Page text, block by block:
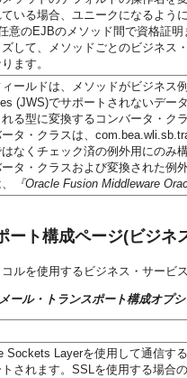
いる場合、ユニークになるよう
意のEJBのメソッド間で資格証
して、メソッドごとのビジネス
ます。
ィールドは、メソッドがビジネス
(JWS)でサポートされないデー
る型に変換するコンバータ・ク
ータ・クラスは、
なくチェック済の例外用にのみ
ータ・クラスおよび変換された例
『Oracle Fusion Middleware
ート構成ページ(ビジネ
ルを使用するビジネス・サービ
ール・トランスポート構成オプ
Sockets Layerを使用して通信す
されます。SSLを使用する場合